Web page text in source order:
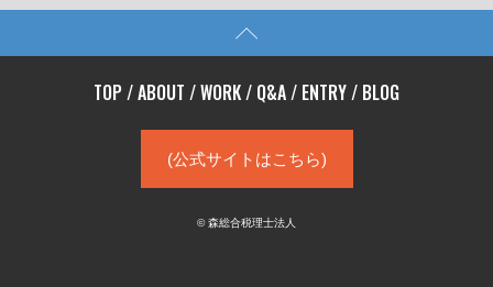
TOP /ABOUT /WORK / Q&A / ENTRY / BLOG
(公式サイトはこちら)
© 森総合税理士法人